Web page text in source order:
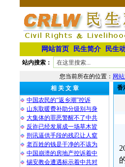
网站首页 民生简介 民生
站内搜索：
您当前所在的位置： 网
相 关 文 章
中国农民的“返乡潮”控诉
山东取暖费补助分级别与身
大集体的罪恶警醒不了中共
反诈已经发展成一场草木皆
刑讯逼供手段的残忍让人窒
老百姓的钱是干净的不该为
中国崩溃的房地产控诉着中
锡安教会遭遇标示着中共对
香